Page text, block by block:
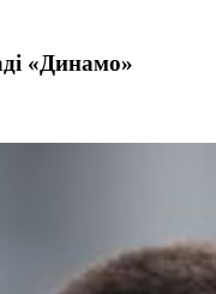
«Динамо»